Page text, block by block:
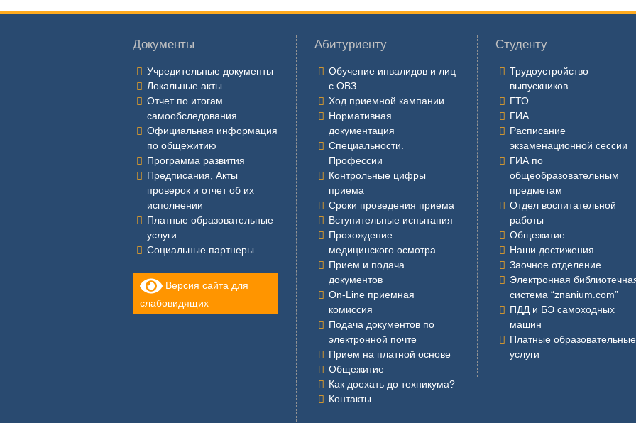
записям
Документы
Учредительные документы
Локальные акты
Отчет по итогам
самообследования
Официальная информация
по общежитию
Программа развития
Предписания, Акты
проверок и отчет об их
исполнении
Платные образовательные
услуги
Социальные партнеры
Версия сайта для
слабовидящих
Абитуриенту
Обучение инвалидов и лиц
с ОВЗ
Ход приемной кампании
Нормативная
документация
Специальности.
Профессии
Контрольные цифры
приема
Сроки проведения приема
Вступительные испытания
Прохождение
медицинского осмотра
Прием и подача
документов
On-Line приемная
комиссия
Подача документов по
электронной почте
Прием на платной основе
Общежитие
Как доехать до техникума?
Контакты
Студенту
Трудоустройство
выпускников
ГТО
ГИА
Расписание
экзаменационной сессии
ГИА по
общеобразовательным
предметам
Отдел воспитательной
работы
Общежитие
Наши достижения
Заочное отделение
Электронная
система “znanium.com”
ПДД и БЭ самоходных
машин
Платные образовательные
услуги